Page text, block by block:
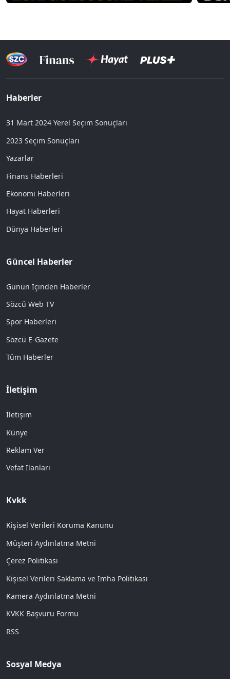
Haberler
31 Mart 2024 Yerel Seçim Sonuçları
2023 Seçim Sonuçları
Yazarlar
Finans Haberleri
Ekonomi Haberleri
Hayat Haberleri
Dünya Haberleri
Güncel Haberler
Günün İçinden Haberler
Sözcü Web TV
Spor Haberleri
Sözcü E-Gazete
Tüm Haberler
İletişim
İletişim
Künye
Reklam Ver
Vefat İlanları
Kvkk
Kişisel Verileri Koruma Kanunu
Müşteri Aydınlatma Metni
Çerez Politikası
Kişisel Verileri Saklama ve İmha Politikası
Kamera Aydınlatma Metni
KVKK Başvuru Formu
RSS
Sosyal Medya